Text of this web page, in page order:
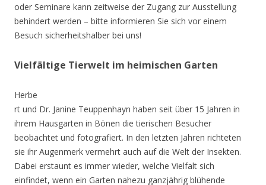
oder Seminare kann zeitweise der Zugang zur Ausstellung
behindert werden – bitte informieren Sie sich vor einem
Besuch sicherheitshalber bei uns!
Vielfältige Tierwelt im heimischen Garten
Herbe
rt und Dr. Janine Teuppenhayn haben seit über 15 Jahren in
ihrem Hausgarten in Bönen die tierischen Besucher
beobachtet und fotografiert. In den letzten Jahren richteten
sie ihr Augenmerk vermehrt auch auf die Welt der Insekten.
Dabei erstaunt es immer wieder, welche Vielfalt sich
einfindet, wenn ein Garten nahezu ganzjährig blühende